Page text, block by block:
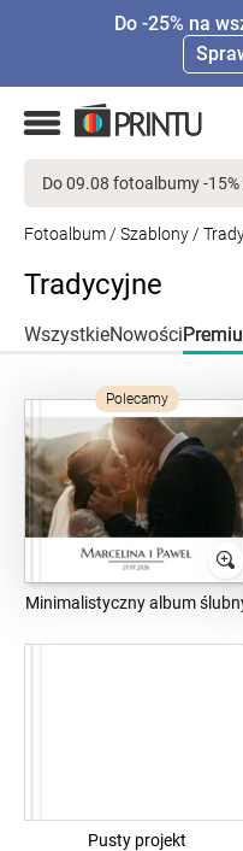
Do -25% na
Do 09.08 fotoalbumy -15%
Fotoalbum / Szablony /
Tradycyjne
WszystkieNowości
Polecamy
Minimalistyczny album
Pusty projekt